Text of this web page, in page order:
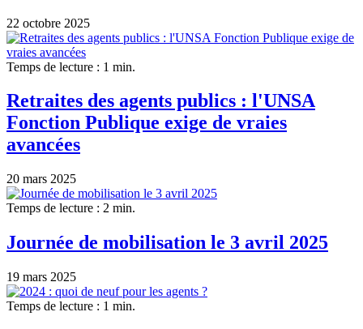
22 octobre 2025
Temps de lecture : 1 min.
Retraites des agents publics : l'UNSA
Fonction Publique exige de vraies
avancées
20 mars 2025
Temps de lecture : 2 min.
Journée de mobilisation le 3 avril 2025
19 mars 2025
Temps de lecture : 1 min.